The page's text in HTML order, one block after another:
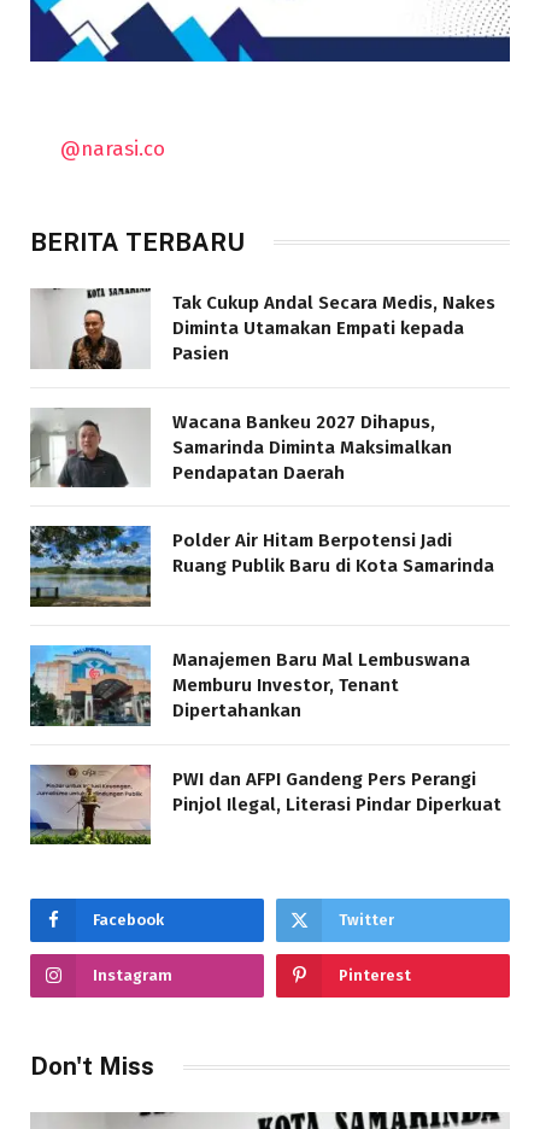
@narasi.co
BERITA TERBARU
Tak Cukup Andal Secara Medis, Nakes
Diminta Utamakan Empati kepada
Pasien
Wacana Bankeu 2027 Dihapus,
Samarinda Diminta Maksimalkan
Pendapatan Daerah
Polder Air Hitam Berpotensi Jadi
Ruang Publik Baru di Kota Samarinda
Manajemen Baru Mal Lembuswana
Memburu Investor, Tenant
Dipertahankan
PWI dan AFPI Gandeng Pers Perangi
Pinjol Ilegal, Literasi Pindar Diperkuat
Facebook Twitter
Instagram Pinterest
Don't Miss